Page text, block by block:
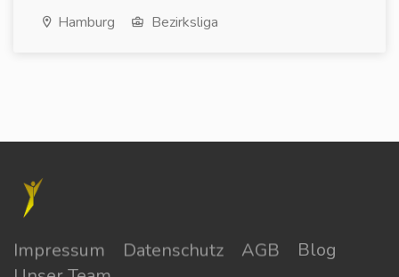
Hamburg Bezirksliga
Impressum Datenschutz AGB
Blog